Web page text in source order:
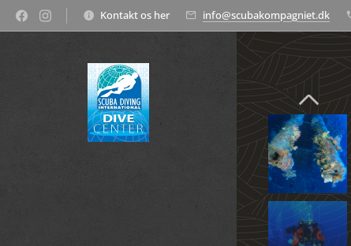
Kontakt os her info@scubakompagniet.dk